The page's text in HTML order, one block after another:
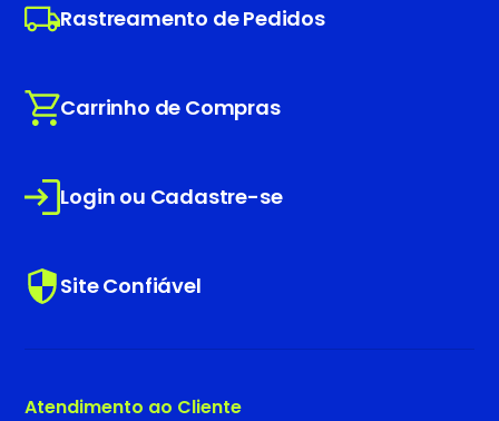
Rastreamento de Pedidos
Carrinho de Compras
Login ou Cadastre-se
Site Confiável
Atendimento ao Cliente